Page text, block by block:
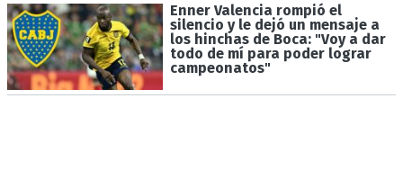
Enner Valencia rompió el
silencio y le dejó un mensaje a
los hinchas de Boca: "Voy a dar
todo de mí para poder lograr
campeonatos"